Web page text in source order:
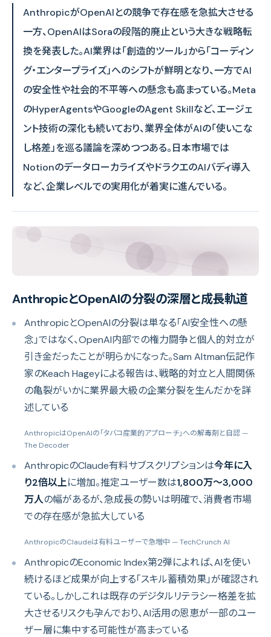
AnthropicがOpenAIとの競争で存在感を急拡大させる
一方、OpenAIはSoraの段階的廃止という大きな戦略転
換を発表した。AI業界は「創造的ツール」から「コーディン
グ・エンタープライズ」へのシフトが鮮明となり、一方でAI
の安全性や社会的不平等への懸念も高まっている。Meta
のHyperAgentsやGoogleのAgent Skillなど、エージェ
ント技術の深化も続いており、業界全体がAIの「使いこな
し格差」を巡る議論を深めつつある。日本市場では
NotionのデータローカライズやドラクエのAIバディ導入
など、企業レベルでの実用化が着実に進んでいる。
AnthropicとOpenAIの分裂の深層と成長軌道
AnthropicとOpenAIの分裂は単なる「AI安全性への懸
念」ではなく、OpenAI内部での権力闘争と個人的対立が
引き金だったことが明らかになった。Sam Altman伝記作
家のKeach Hageyによる報告は、戦略的対立と人間関係
の亀裂がいかに業界最大級の企業分裂を生んだかを詳
述している
AnthropicはOpenAIの「タバコ産業的アプローチ」への解毒剤と自認 —
The Decoder
AnthropicのClaude有料サブスクリプションは今年に入
り2倍以上に増加。推定ユーザー数は1,800万〜3,000
万人の幅があるが、急成長の勢いは明確で、消費者市場
での存在感が急拡大している
AnthropicのClaudeは有料ユーザーで急増中 — TechCrunch AI
AnthropicのEconomic Index第2弾によれば、AIを使い
続けるほど成果が向上する「スキル蓄積効果」が確認され
ている。しかしこれは既存のデジタルリテラシー格差を拡
大させるリスクも孕んでおり、AI活用の恩恵が一部のユー
ザー層に集中する可能性が高まっている